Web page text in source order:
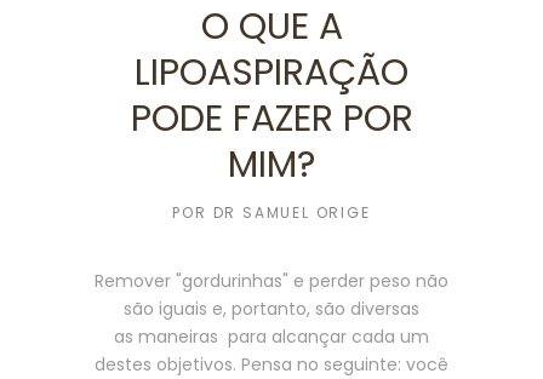
O QUE A
LIPOASPIRAÇÃO
PODE FAZER POR
MIM?
POR DR SAMUEL ORIGE
Remover "gordurinhas" e perder peso não
são iguais e, portanto, são diversas
as maneiras para alcançar cada um
destes objetivos. Pensa no seguinte: você